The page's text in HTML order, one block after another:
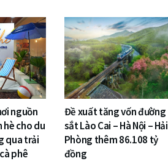
nguồn
hè cho du
qua trải
phê
Đề xuất tăng vốn đường
sắt Lào Cai – Hà Nội – Hải
Phòng thêm 86.108 tỷ
đồng